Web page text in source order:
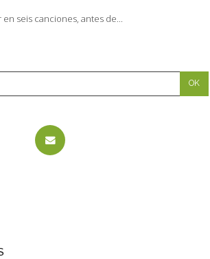
seis canciones, antes de...